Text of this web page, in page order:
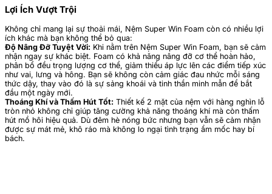
Lợi Ích Vượt Trội
Không chỉ mang lại sự thoải mái, Nệm Super Win Foam còn có nhiều lợi
ích khác mà bạn không thể bỏ qua:
Độ Nâng Đỡ Tuyệt Vời: Khi nằm trên Nệm Super Win Foam, bạn sẽ cảm
nhận ngay sự khác biệt. Foam có khả năng nâng đỡ cơ thể hoàn hảo,
phân bổ đều trọng lượng cơ thể, giảm thiểu áp lực lên các điểm tiếp xúc
như vai, lưng và hông. Bạn sẽ không còn cảm giác đau nhức mỗi sáng
thức dậy, thay vào đó là sự sảng khoái và tinh thần minh mẫn để bắt
đầu một ngày mới.
Thoáng Khí và Thấm Hút Tốt: Thiết kế 2 mặt của nệm với hàng nghìn lỗ
tròn nhỏ không chỉ giúp tăng cường khả năng thoáng khí mà còn thấm
hút mồ hôi hiệu quả. Dù đêm hè nóng bức nhưng bạn vẫn sẽ cảm nhận
được sự mát mẻ, khô ráo mà không lo ngại tình trạng ẩm mốc hay bí
bách.